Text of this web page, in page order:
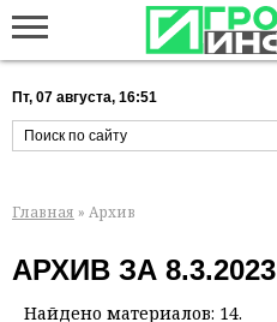
Пт, 07 августа, 16:51
Главная » Архив
АРХИВ ЗА 8.3.2023
Найдено материалов: 14.